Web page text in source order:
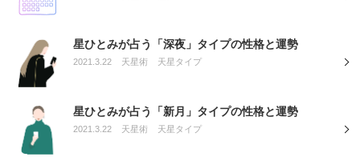
星ひとみが占う「深夜」タイプの性格と運勢
2021.3.22 天星術 天星タイプ
星ひとみが占う「新月」タイプの性格と運勢
2021.3.22 天星術 天星タイプ